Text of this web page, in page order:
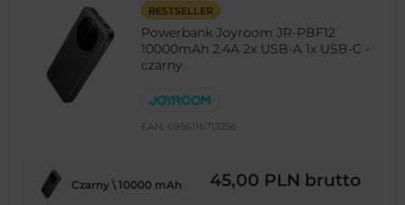
BESTSELLER
Powerbank Joyroom JR-PBF12
10000mAh 2.4A 2x USB-A 1x USB-C -
czarny
EAN: 6956116713256
Czarny \ 10000 mAh 45,00 PLN brutto